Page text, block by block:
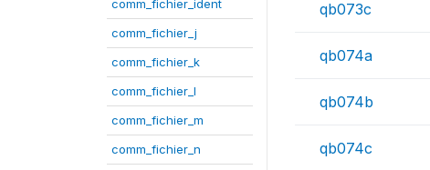
comm_fichier_ident
comm_fichier_j
comm_fichier_k
comm_fichier_l
comm_fichier_m
comm_fichier_n
qb073c
qb074a
qb074b
qb074c